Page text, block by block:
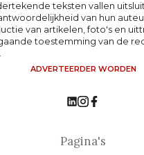
teksten vallen
van hun
van artikelen, foto's en
toestemming van de
ADVERTEERDER WORDEN
Pagina's